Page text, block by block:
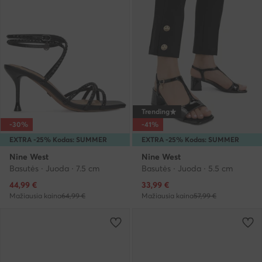
EXTRA -25% Kodas: SUMMER
-30%
Nine West
Basutės · Juoda · 7.5 cm
Dabartinė kaina
44,99 €
Mažiausia kaina64,99 €
EXTRA -25% Kodas: SUMMER
Trending
-41%
Nine West
Basutės · Juoda · 5.5 cm
Dabartinė kaina
33,99 €
Mažiausia kaina57,99 €